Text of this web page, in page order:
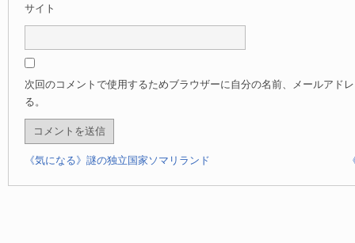
サイト
次回のコメントで使用するためブラウザーに自分の名前、メールアド
る。
《気になる》謎の独立国家ソマリランド